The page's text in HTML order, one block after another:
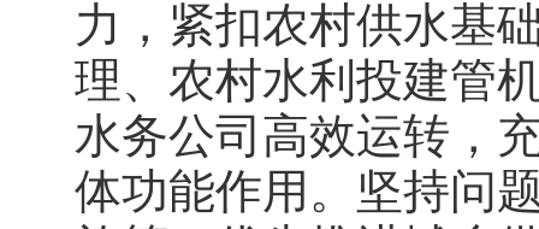
力，紧扣农村供水基
理、农村水利投建管
水务公司高效运转，
体功能作用。坚持问